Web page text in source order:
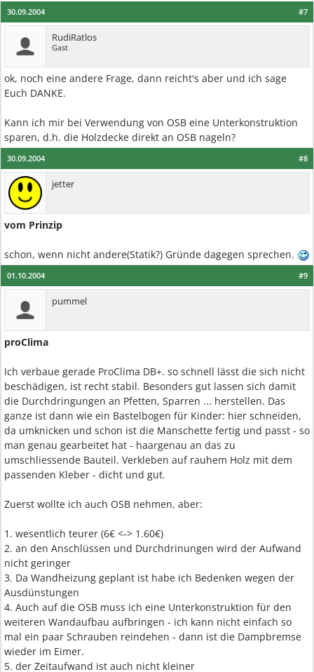
#7
30.09.2004
RudiRatlos
Gast
ok, noch eine andere Frage, dann reicht's aber und ich sage
Euch DANKE.
Kann ich mir bei Verwendung von OSB eine Unterkonstruktion
sparen, d.h. die Holzdecke direkt an OSB nageln?
#8
30.09.2004
jetter
vom Prinzip
schon, wenn nicht andere(Statik?) Gründe dagegen sprechen.
#9
01.10.2004
pummel
proClima
Ich verbaue gerade ProClima DB+. so schnell lässt die sich nicht
beschädigen, ist recht stabil. Besonders gut lassen sich damit
die Durchdringungen an Pfetten, Sparren ... herstellen. Das
ganze ist dann wie ein Bastelbogen für Kinder: hier schneiden,
da umknicken und schon ist die Manschette fertig und passt - so
man genau gearbeitet hat - haargenau an das zu
umschliessende Bauteil. Verkleben auf rauhem Holz mit dem
passenden Kleber - dicht und gut.
Zuerst wollte ich auch OSB nehmen, aber:
1. wesentlich teurer (6€ <-> 1.60€)
2. an den Anschlüssen und Durchdrinungen wird der Aufwand
nicht geringer
3. Da Wandheizung geplant ist habe ich Bedenken wegen der
Ausdünstungen
4. Auch auf die OSB muss ich eine Unterkonstruktion für den
weiteren Wandaufbau aufbringen - ich kann nicht einfach so
mal ein paar Schrauben reindehen - dann ist die Dampbremse
wieder im Eimer.
5. der Zeitaufwand ist auch nicht kleiner